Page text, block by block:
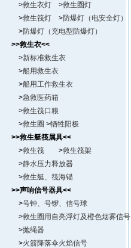
>救生衣灯>救生圈灯
>救生筏灯>防爆灯（电安全灯）
>防爆灯（充电型防爆灯）
>>救生衣<<
>新标准救生衣
>船用救生衣
>船用工作救生衣
>急救医药箱
>救生筏口粮
>救生圈 >牺牲阳极
>>救生艇筏属具<<
>救生筏>救生筏架
>静水压力释放器
>救生艇、筏海锚
>>声响信号器具<<
>号钟、号锣、信号球
>救生圈用自亮浮灯及橙色烟雾信号
>抛绳器
>火箭降落伞火焰信号